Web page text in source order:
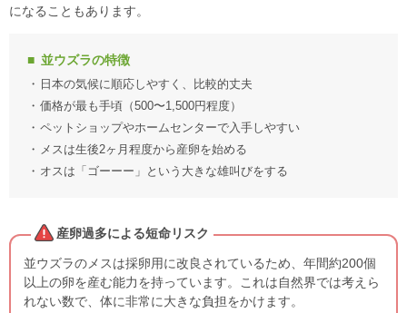
になることもあります。
並ウズラの特徴
日本の気候に順応しやすく、比較的丈夫
価格が最も手頃（500〜1,500円程度）
ペットショップやホームセンターで入手しやすい
メスは生後2ヶ月程度から産卵を始める
オスは「ゴーーー」という大きな雄叫びをする
産卵過多による短命リスク
並ウズラのメスは採卵用に改良されているため、年間約200個
以上の卵を産む能力を持っています。これは自然界では考えら
れない数で、体に非常に大きな負担をかけます。